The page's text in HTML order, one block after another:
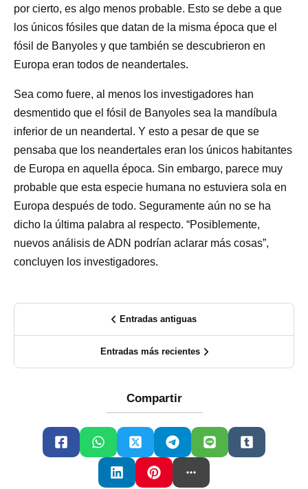
por cierto, es algo menos probable. Esto se debe a que
los únicos fósiles que datan de la misma época que el
fósil de Banyoles y que también se descubrieron en
Europa eran todos de neandertales.
Sea como fuere, al menos los investigadores han
desmentido que el fósil de Banyoles sea la mandíbula
inferior de un neandertal. Y esto a pesar de que se
pensaba que los neandertales eran los únicos habitantes
de Europa en aquella época. Sin embargo, parece muy
probable que esta especie humana no estuviera sola en
Europa después de todo. Seguramente aún no se ha
dicho la última palabra al respecto. “Posiblemente,
nuevos análisis de ADN podrían aclarar más cosas”,
concluyen los investigadores.
Entradas antiguas
Entradas más recientes
Compartir